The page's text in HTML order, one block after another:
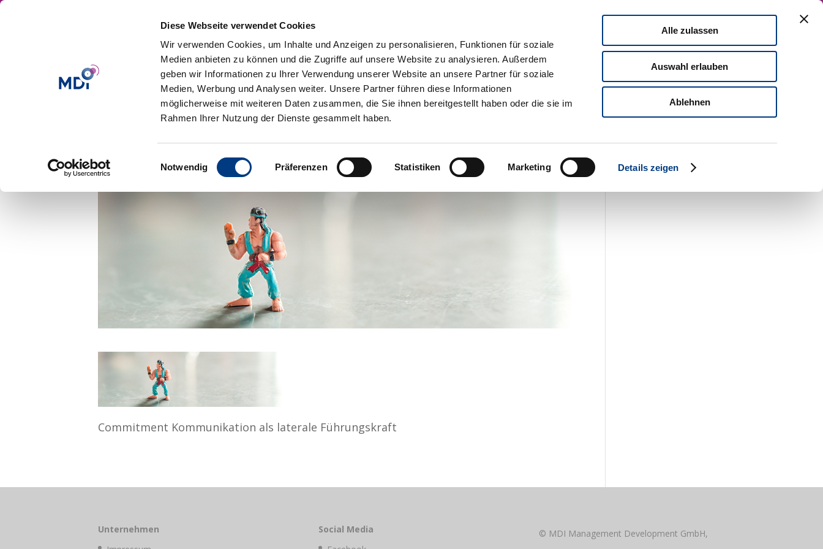
Diese Webseite verwendet Cookies
Wir verwenden Cookies, um Inhalte und Anzeigen zu personalisieren, Funktionen für soziale
Medien anbieten zu können und die Zugriffe auf unsere Website zu analysieren. Außerdem
geben wir Informationen zu Ihrer Verwendung unserer Website an unsere Partner für soziale
Medien, Werbung und Analysen weiter. Unsere Partner führen diese Informationen
möglicherweise mit weiteren Daten zusammen, die Sie ihnen bereitgestellt haben oder die sie im
Rahmen Ihrer Nutzung der Dienste gesammelt haben.
Einwilligungsauswahl
Notwendig Präferenzen Statistiken Marketing Details zeigen
Alle zulassen
Auswahl erlauben
Ablehnen
Agile Führung Laterale Führung Leadership Impact Führungskräfteentwicklung
Commitment Kommunikation als laterale
Führungskraft
von Julia Bröderbauer|Jun 15, 2016
Commitment Kommunikation als laterale Führungskraft
Unternehmen
Social Media
© MDI Management Development GmbH,